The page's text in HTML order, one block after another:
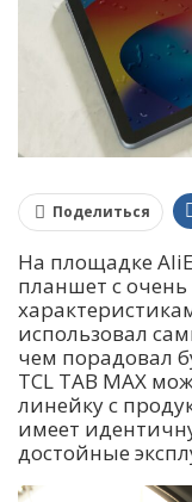
Поделиться
На площадке
планшет с
использовал
чем порадовал
TCL TAB MAX
линейку с
имеет
достойные